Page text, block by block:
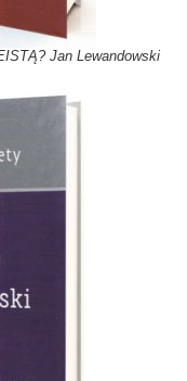
Jan Lewandowski